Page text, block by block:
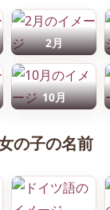
2月
10月
の子の名前